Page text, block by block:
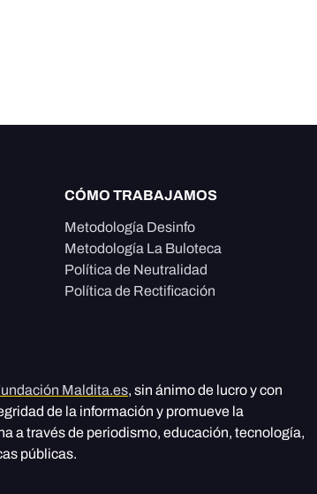
CÓMO TRABAJAMOS
Metodología Desinfo
Metodología La Buloteca
Política de Neutralidad
Política de Rectificación
Maldita.es, sin ánimo de lucro y con
de la información y promueve la
a través de periodismo, educación, tecnología,
públicas.